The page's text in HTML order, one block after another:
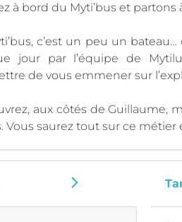
à bord du Myti’bus et
c’est un peu un
jour par l’équipe de
de vous emmener sur
aux côtés de Guillaume,
Vous saurez tout sur ce métier